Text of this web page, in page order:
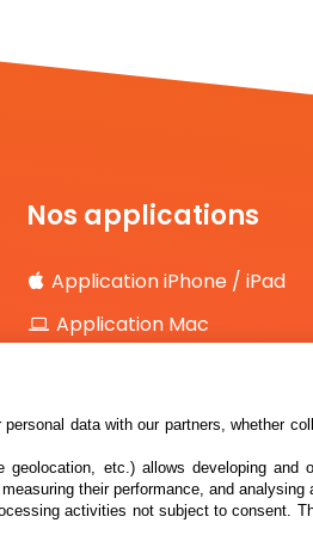
Nos applications
Application iPhone / iPad
Application Mac
data with our partners, whether
etc.) allows developing and
their performance, and analysing
activities not subject to consent.